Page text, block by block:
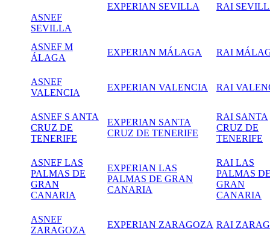
ASNEF
SEVILLA
EXPERIAN SEVILLA RAI
ASNEF M
ÁLAGA
EXPERIAN MÁLAGA RAI
ASNEF
VALENCIA
EXPERIAN VALENCIA RAI
ASNEF S ANTA
CRUZ DE
TENERIFE
EXPERIAN SANTA
CRUZ DE TENERIFE
RAI SANTA
CRUZ DE
TENERIFE
ASNEF LAS
PALMAS DE
GRAN
CANARIA
EXPERIAN LAS
PALMAS DE GRAN
CANARIA
RAI LAS
PALMAS
GRAN
CANARIA
ASNEF
ZARAGOZA
EXPERIAN ZARAGOZA RAI